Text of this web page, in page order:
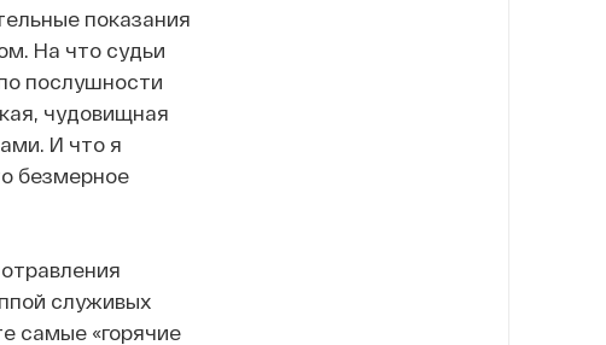
показания
На что судьи
послушности
чудовищная
И что я
безмерное
служивых
самые «горячие